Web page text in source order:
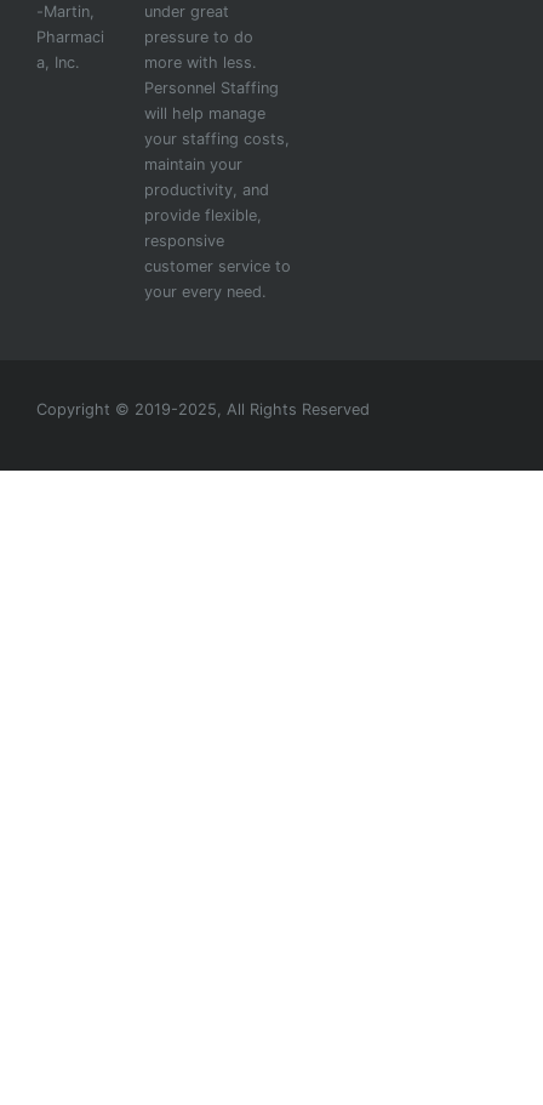
-Martin,
Pharmaci
a, Inc.
under great
pressure to do
more with less.
Personnel Staffing
will help manage
your staffing costs,
maintain your
productivity, and
provide flexible,
responsive
customer service to
your every need.
Copyright © 2019-2025, All Rights Reserved